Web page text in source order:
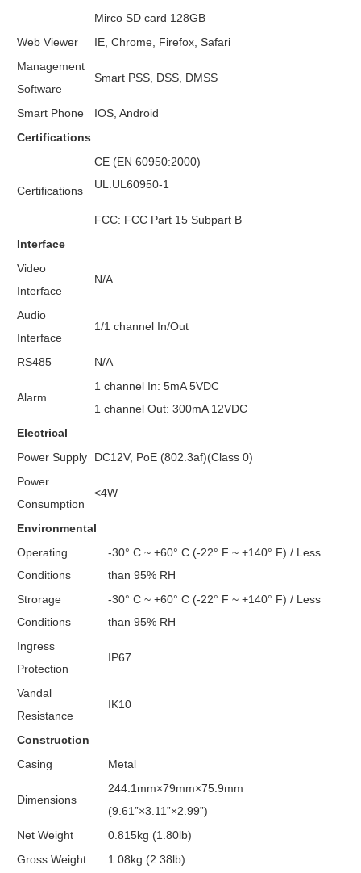
Mirco SD card 128GB
Web Viewer
IE, Chrome, Firefox, Safari
Management
Software
Smart PSS, DSS, DMSS
Smart Phone
IOS, Android
Certifications
Certifications
CE (EN 60950:2000)
UL:UL60950-1
FCC: FCC Part 15 Subpart B
Interface
Video
Interface
N/A
Audio
Interface
1/1 channel In/Out
RS485 N/A
Alarm
1 channel In: 5mA 5VDC
1 channel Out: 300mA 12VDC
Electrical
Power Supply
DC12V, PoE (802.3af)(Class 0)
Power
Consumption
<4W
Environmental
Operating
Conditions
-30° C ~ +60° C (-22° F ~ +140° F) / Less
than 95% RH
Strorage
Conditions
-30° C ~ +60° C (-22° F ~ +140° F) / Less
than 95% RH
Ingress
Protection
IP67
Vandal
Resistance
IK10
Construction
Casing
Metal
Dimensions
244.1mm×79mm×75.9mm
(9.61”×3.11”×2.99”)
Net Weight
0.815kg (1.80lb)
Gross Weight
1.08kg (2.38lb)